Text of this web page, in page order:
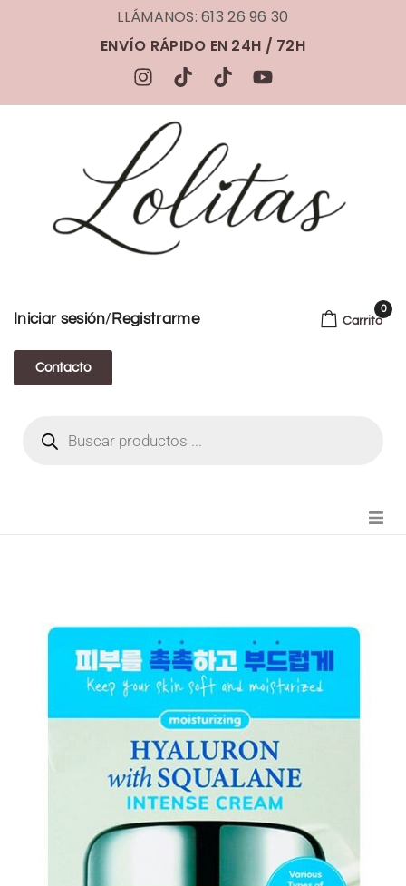
LLÁMANOS: 613 26 96 30
ENVÍO RÁPIDO EN 24H / 72H
Iniciar sesión/ Registrarme
Contacto
Carrito
0
MODA CHICA
BEAUTY
PERFUMES
BISUTERIA
BOLSOS Y MONEDEROS